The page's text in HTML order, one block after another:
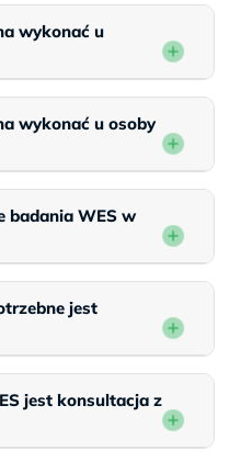
wykonać u
wykonać u osoby
badania WES w
jest
jest konsultacja z